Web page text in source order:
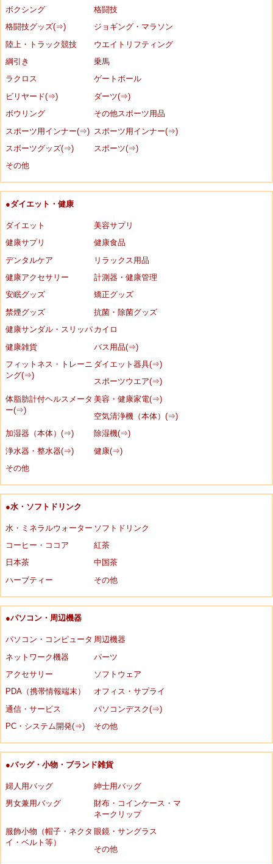
ボクシング
格闘技
格闘技グッズ(⇒)
ジョギング・マラソン
陸上・トラック競技
ウエイトリフティング
綱引き
乗馬
ラクロス
ゲートボール
ビリヤード(⇒)
ダーツ(⇒)
ボウリング
その他スポーツ用品
スポーツ用インナー(⇒)
スポーツ用インナー(⇒)
スポーツグッズ(⇒)
スポーツ(⇒)
その他
●ダイエット・健康
ダイエット
美容サプリ
健康サプリ
健康食品
デンタルケア
リラックス用品
健康アクセサリー
計測器・健康管理
安眠グッズ
矯正グッズ
禁煙グッズ
抗菌・除菌グッズ
健康サンダル・スリッパ カイロ
健康雑貨
バス用品(⇒)
フィットネス・トレーニ
ング(⇒)
ダイエット器具(⇒)
スポーツウエア(⇒)
体脂肪計付ヘルスメータ
ー(⇒)
美容・健康家電(⇒)
空気清浄機（本体）(⇒)
加湿器（本体）(⇒)
除湿機(⇒)
浄水器・整水器(⇒)
健康(⇒)
その他
●水・ソフトドリンク
水・ミネラルウォーター ソフトドリンク
コーヒー・ココア
紅茶
日本茶
中国茶
ハーブティー
その他
●パソコン・周辺機器
パソコン・コンピュータ 周辺機器
ネットワーク機器
パーツ
アクセサリー
ソフトウェア
PDA（携帯情報端末）
オフィス・サプライ
通信・サービス
パソコンデスク(⇒)
PC・システム開発(⇒)
その他
●バッグ・小物・ブランド雑貨
婦人用バッグ
紳士用バッグ
男女兼用バッグ
財布・コインケース・マ
ネークリップ
服飾小物（帽子・ネクタ
イ・ベルト等）
眼鏡・サングラス
その他